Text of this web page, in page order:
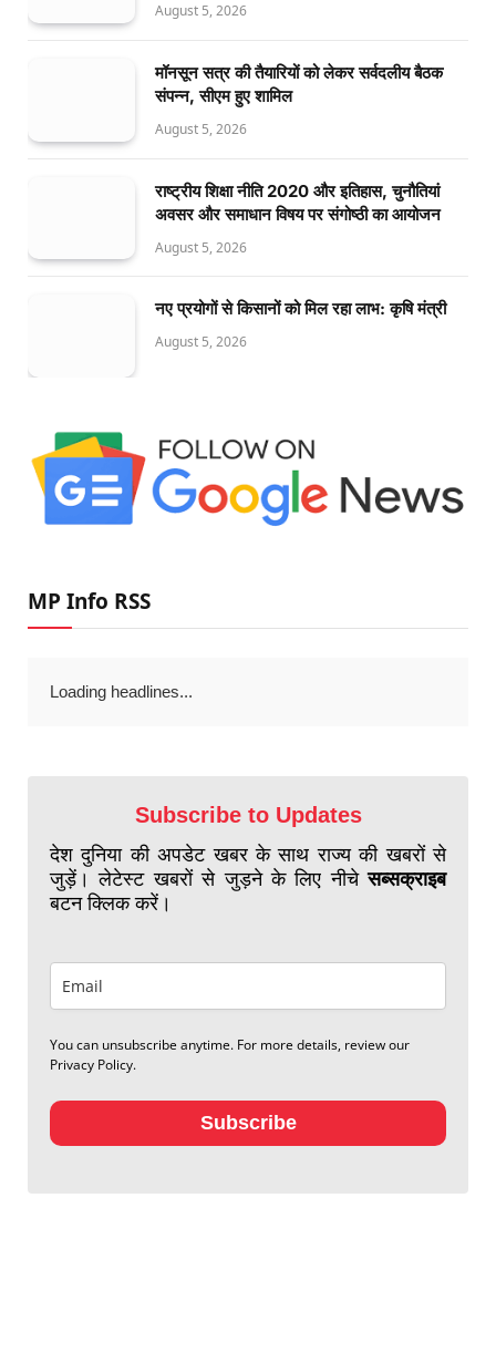
August 5, 2026
मॉनसून सत्र की तैयारियों को लेकर सर्वदलीय बैठक
संपन्न, सीएम हुए शामिल
August 5, 2026
राष्ट्रीय शिक्षा नीति 2020 और इतिहास, चुनौतियां
अवसर और समाधान विषय पर संगोष्ठी का आयोजन
August 5, 2026
नए प्रयोगों से किसानों को मिल रहा लाभ: कृषि मंत्री
August 5, 2026
MP Info RSS
Loading headlines...
Subscribe to Updates
देश दुनिया की अपडेट खबर के साथ राज्य की खबरों से
जुड़ें। लेटेस्ट खबरों से जुड़ने के लिए नीचेसब्सक्राइब
बटन क्लिक करें।
You can unsubscribe anytime. For more details, review our
Privacy Policy.
Subscribe